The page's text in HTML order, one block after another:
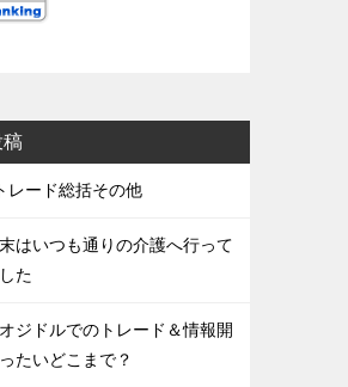
稿
レード総括その他
はいつも通りの介護へ行って
た
ジドルでのトレード＆情報開
たいどこまで？